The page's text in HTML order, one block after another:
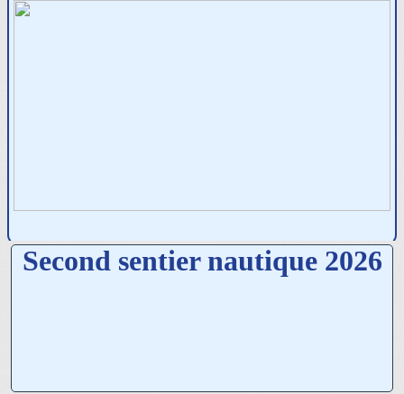
Second sentier nautique 2026